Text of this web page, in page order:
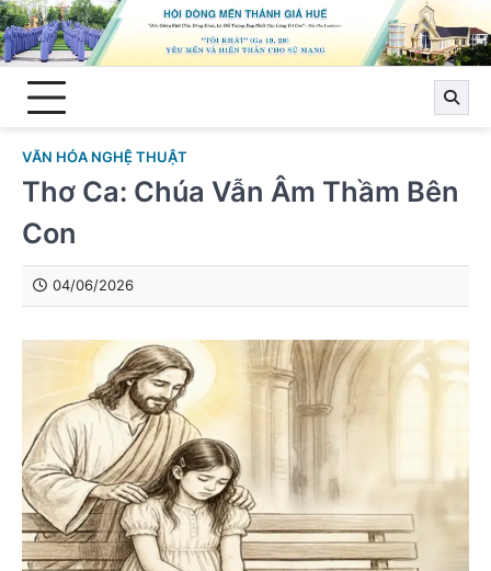
Skip
to
content
VĂN HÓA NGHỆ THUẬT
Thơ Ca: Chúa Vẫn Âm Thầm Bên
Con
04/06/2026